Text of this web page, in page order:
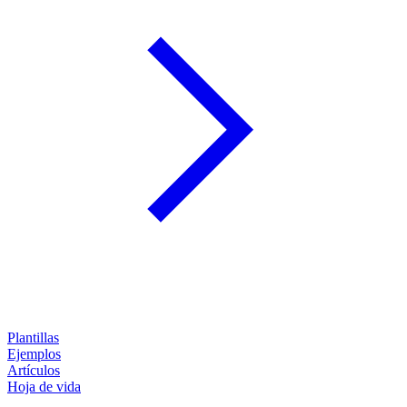
Plantillas
Ejemplos
Artículos
Hoja de vida